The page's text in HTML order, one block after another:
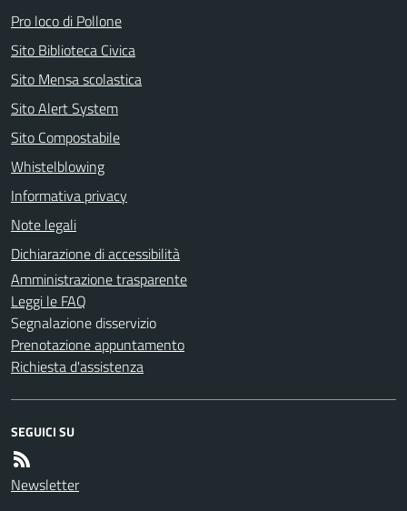
Pro loco di Pollone
Sito Biblioteca Civica
Sito Mensa scolastica
Sito Alert System
Sito Compostabile
Whistelblowing
Informativa privacy
Note legali
Dichiarazione di accessibilità
Amministrazione trasparente
Leggi le FAQ
Segnalazione disservizio
Prenotazione appuntamento
Richiesta d'assistenza
SEGUICI SU
Newsletter